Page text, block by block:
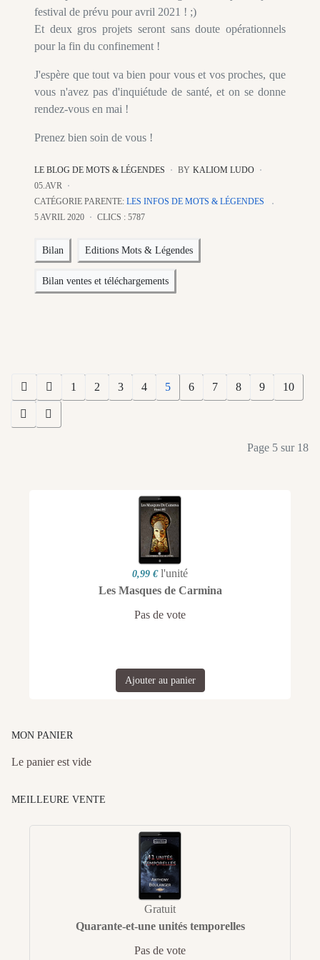
festival de prévu pour avril 2021 ! ;)
Et deux gros projets seront sans doute opérationnels
pour la fin du confinement !
J'espère que tout va bien pour vous et vos proches, que
vous n'avez pas d'inquiétude de santé, et on se donne
rendez-vous en mai !
Prenez bien soin de vous !
LE BLOG DE MOTS & LÉGENDES BY KALIOM LUDO
05.AVR
CATÉGORIE PARENTE: LES INFOS DE MOTS & LÉGENDES
5 AVRIL 2020
CLICS : 5787
Bilan Editions Mots & Légendes
Bilan ventes et téléchargements
1 2 3 4 5 6 7 8 9 10
Page 5 sur 18
0,99 € l'unité
Les Masques de Carmina
Pas de vote
Ajouter au panier
MON PANIER
Le panier est vide
MEILLEURE VENTE
Gratuit
Quarante-et-une unités temporelles
Pas de vote